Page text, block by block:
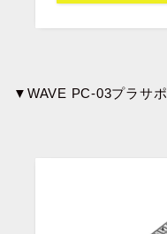
▼WAVE PC-03プラサポ